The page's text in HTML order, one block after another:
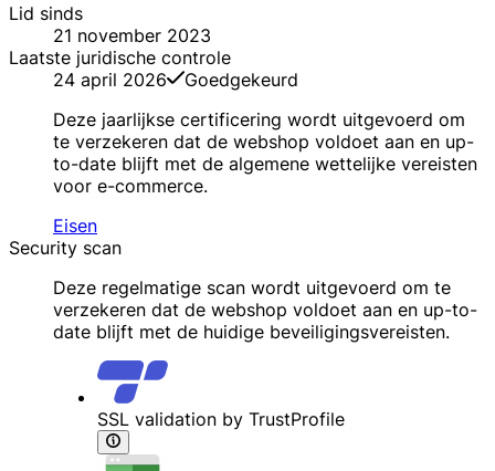
Lid sinds
21 november 2023
Laatste juridische controle
24 april 2026
Goedgekeurd
Deze jaarlijkse certificering wordt uitgevoerd om
te verzekeren dat de webshop voldoet aan en up-
to-date blijft met de algemene wettelijke vereisten
voor e-commerce.
Eisen
Security scan
Deze regelmatige scan wordt uitgevoerd om te
verzekeren dat de webshop voldoet aan en up-to-
date blijft met de huidige beveiligingsvereisten.
SSL validation by TrustProfile